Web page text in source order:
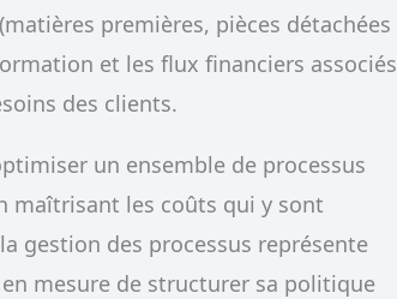
premières, pièces détachées
et les flux financiers associés
des clients.
un ensemble de processus
maîtrisant les coûts qui y sont
gestion des processus représente
mesure de structurer sa politique